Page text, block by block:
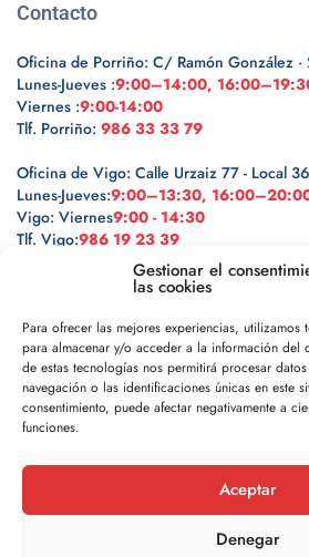
Gestionar el
las cookies
Para ofrecer las mejores experiencias,
para almacenar y/o acceder a la información del
de estas tecnologías nos permitirá procesar
navegación o las identificaciones únicas en este
consentimiento, puede afectar negativamente a
funciones.
Aceptar
Denegar
Contacto
Oficina de Porriño: C/ Ramón González ·
Lunes-Jueves :9:00–14:00,
Viernes :9:00-14:00
Tlf. Porriño: 986 33 33 79
Oficina de Vigo: Calle Urzaiz 77 - Local
Lunes-Jueves:9:00–13:30,
Vigo: Viernes9:00 - 14:30
Tlf. Vigo:986 19 23 39
Legal
Política de privacidad